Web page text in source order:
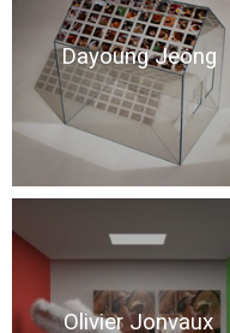
Dayoung Jeong
Olivier Jonvaux